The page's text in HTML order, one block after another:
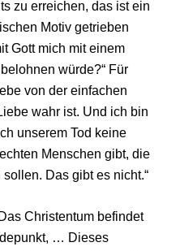
zu erreichen, das ist ein
Motiv getrieben
Gott mich mit einem
würde?“ Für
von der einfachen
wahr ist. Und ich bin
unserem Tod keine
Menschen gibt, die
Das gibt es nicht.“
Christentum befindet
… Dieses